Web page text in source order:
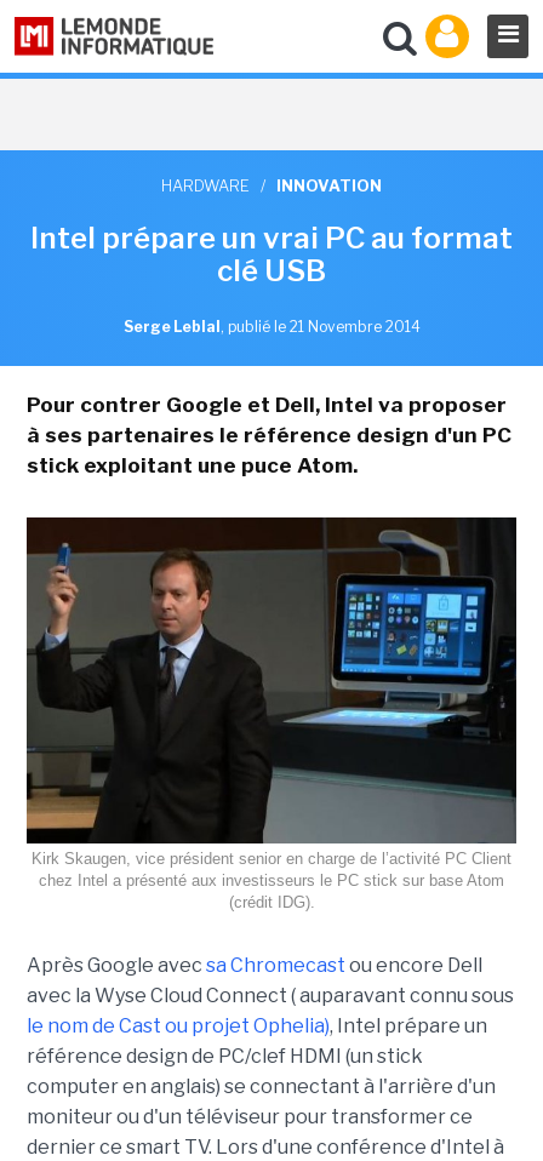
HARDWARE / INNOVATION
Intel prépare un vrai PC au format
clé USB
Serge Leblal , publié le 21 Novembre 2014
Pour contrer Google et Dell, Intel va proposer
à ses partenaires le référence design d'un PC
stick exploitant une puce Atom.
Kirk Skaugen, vice président senior en charge de l’activité PC Client
chez Intel a présenté aux investisseurs le PC stick sur base Atom
(crédit IDG).
Après Google avec sa Chromecast ou encore Dell
avec la Wyse Cloud Connect ( auparavant connu sous
le nom de Cast ou projet Ophelia), Intel prépare un
référence design de PC/clef HDMI (un stick
computer en anglais) se connectant à l'arrière d'un
moniteur ou d'un téléviseur pour transformer ce
dernier ce smart TV. Lors d'une conférence d'Intel à